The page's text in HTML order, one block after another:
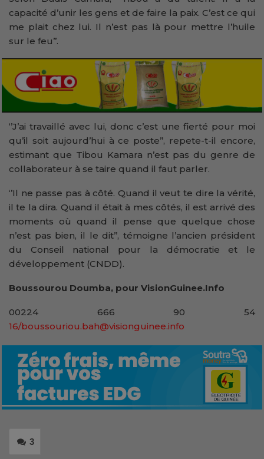
capacité d’unir les gens et de faire la paix. C’est ce qui
me plait chez lui. Il n’est pas là pour mettre l’huile
sur le feu’’.
‘’J’ai travaillé avec lui, donc c’est une fierté pour moi
qu’il soit aujourd’hui à ce poste’’, repete-t-il encore,
estimant que Tibou Kamara n’est pas du genre de
collaborateur à se taire quand il faut parler.
‘’Il ne passe pas à côté. Quand il veut te dire la vérité,
il te la dira. Quand il était à mes côtés, il est arrivé des
moments où quand il pense que quelque chose
n’est pas bien, il le dit’’, témoigne l’ancien président
du Conseil national pour la démocratie et le
développement (CNDD).
Boussourou Doumba, pour VisionGuinee.Info
00224 666 90 54
16/boussouriou.bah@visionguinee.info
3